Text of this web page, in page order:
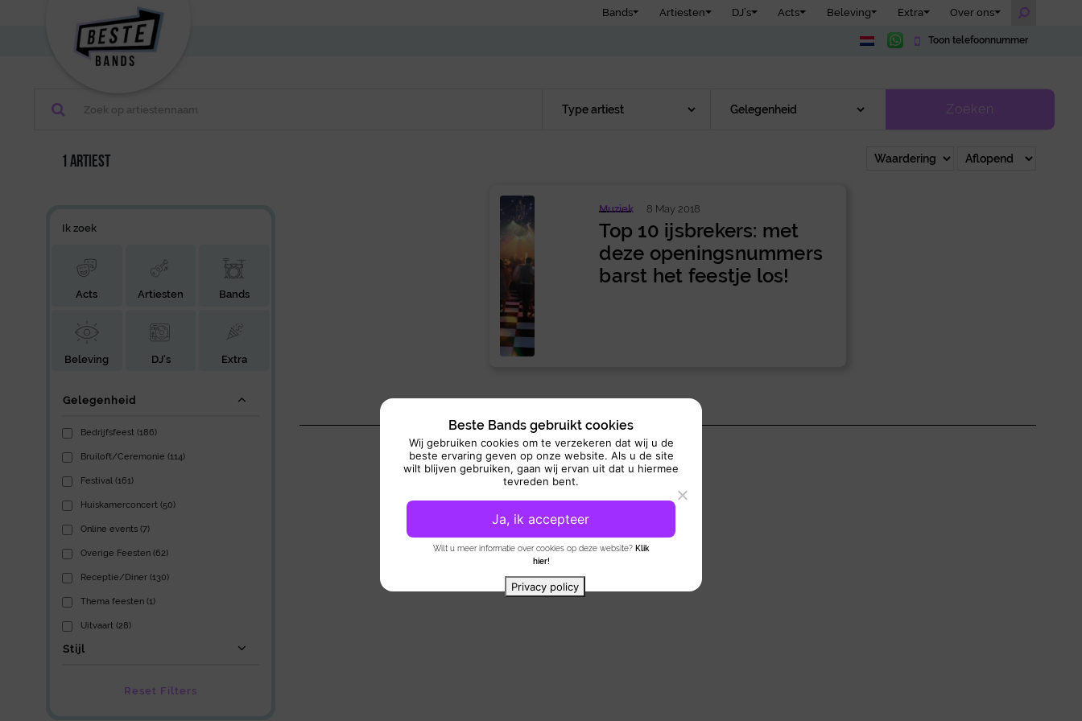
Bands Artiesten DJ’s Acts Beleving Extra Over ons
Toon telefoonnummer
Zoeken
1 artiest
Ik zoek
Acts Artiesten Bands
Beleving DJ's Extra
Gelegenheid
Bedrijfsfeest (186)
Bruiloft/Ceremonie (114)
Festival (161)
Huiskamerconcert (50)
Online events (7)
Overige Feesten (62)
Receptie/Diner (130)
Thema feesten (1)
Uitvaart (28)
Stijl
Reset Filters
Muziek 8 May 2018
Top 10 ijsbrekers: met
deze openingsnummers
barst het feestje los!
Beste Bands gebruikt cookies
Wij gebruiken cookies om te verzekeren dat wij u de
beste ervaring geven op onze website. Als u de site
wilt blijven gebruiken, gaan wij ervan uit dat u hiermee
tevreden bent.
Wilt u meer informatie over cookies op deze website? Klik
hier!
Ja, ik accepteer
Privacy policy